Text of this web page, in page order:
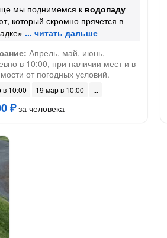
мы поднимемся к водопаду
который скромно прячется в
Апрель, май, июнь,
в 10:00, при наличии мест и в
от погодных условий.
в 10:00 19 мар в 10:00
₽за человека